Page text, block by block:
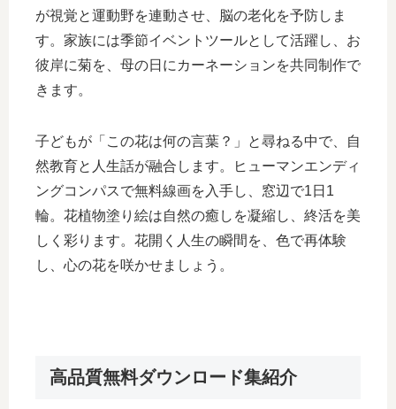
が視覚と運動野を連動させ、脳の老化を予防しま
す。家族には季節イベントツールとして活躍し、お
彼岸に菊を、母の日にカーネーションを共同制作で
きます。
子どもが「この花は何の言葉？」と尋ねる中で、自
然教育と人生話が融合します。ヒューマンエンディ
ングコンパスで無料線画を入手し、窓辺で1日1
輪。花植物塗り絵は自然の癒しを凝縮し、終活を美
しく彩ります。花開く人生の瞬間を、色で再体験
し、心の花を咲かせましょう。
高品質無料ダウンロード集紹介